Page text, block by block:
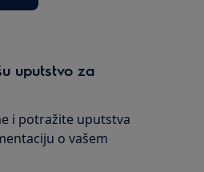
uputstvo za
i potražite uputstva
o vašem